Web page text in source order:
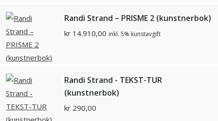
Randi Strand – PRISME 2 (kunstnerbok)
kr 14.910,00 inkl. 5% kunstavgift
Randi Strand - TEKST-TUR
(kunstnerbok)
kr 290,00